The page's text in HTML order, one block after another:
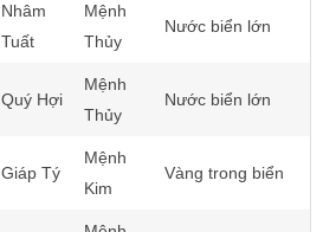
Nhâm
Tuất
Mệnh
Thủy
Nước biển lớn
Quý Hợi
Mệnh
Thủy
Nước biển lớn
Giáp Tý
Mệnh
Kim
Vàng trong biển